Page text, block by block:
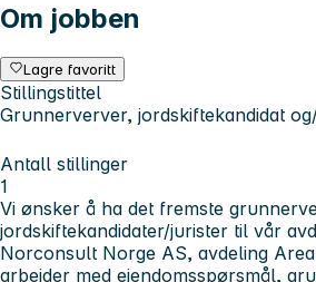
Om jobben
Lagre favoritt
Stillingstittel
Grunnerverver, jordskiftekandidat
Antall stillinger
1
Vi ønsker å ha det fremste
jordskiftekandidater/jurister til vår
Norconsult Norge AS, avdeling
arbeider med eiendomsspørsmål,